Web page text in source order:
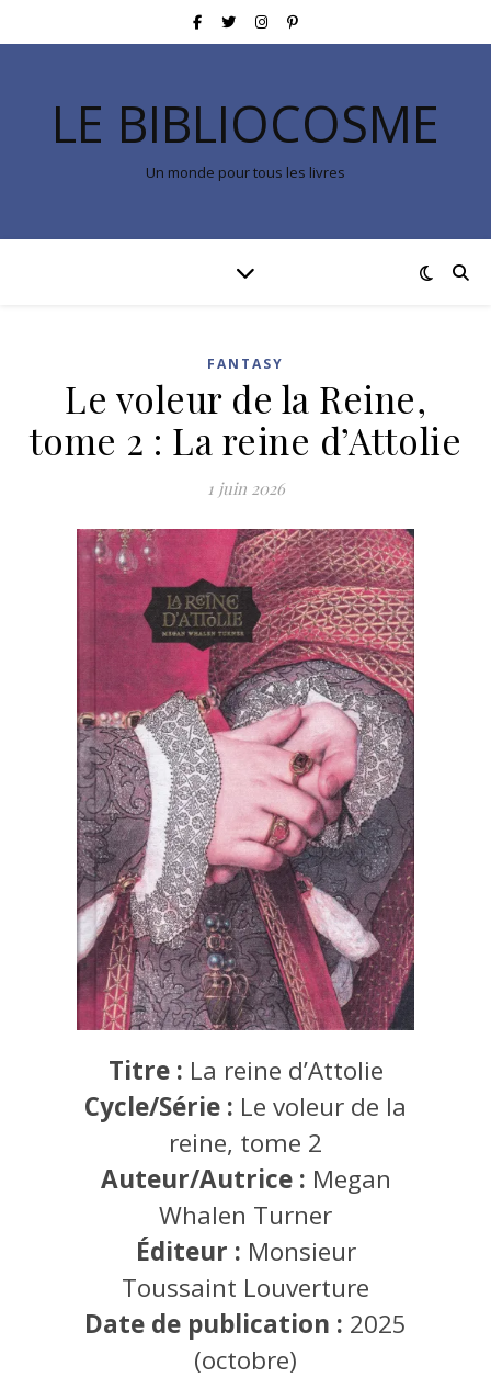
LE BIBLIOCOSME
Un monde pour tous les livres
FANTASY
Le voleur de la Reine,
tome 2 : La reine d’Attolie
1 juin 2026
Titre : La reine d’Attolie
Cycle/Série : Le voleur de la
reine, tome 2
Auteur/Autrice : Megan
Whalen Turner
Éditeur : Monsieur
Toussaint Louverture
Date de publication : 2025
(octobre)